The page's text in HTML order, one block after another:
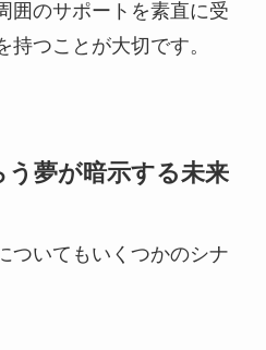
囲のサポートを素直に受
つことが大切です。
夢が暗示する未来
ついてもいくつかのシナ